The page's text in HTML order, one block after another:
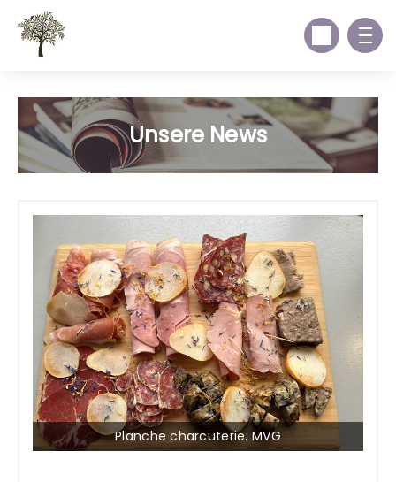
Unsere News
Planche charcuterie. MVG